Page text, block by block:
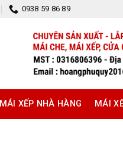
0938 59 86 89
MÁI XẾP NHÀ HÀNG MÁI